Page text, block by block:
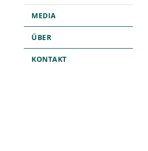
MEDIA
ÜBER
KONTAKT